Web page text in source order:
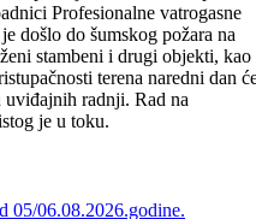
na lokalitetu Prisoje, općina
Goražde prijavljen je
su policijski službenici Uprave
Profesionalne vatrogasne
došlo do šumskog požara na
stambeni i drugi objekti, kao
radnji. Rad na
je u toku.